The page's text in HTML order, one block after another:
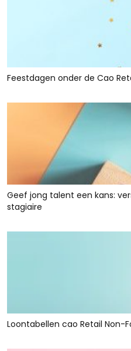
Feestdagen onder de Cao
Geef jong talent een kans:
stagiaire
Loontabellen cao Retail Non-